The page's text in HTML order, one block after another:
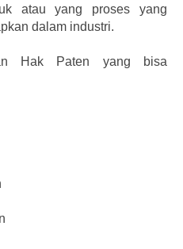
atau yang proses yang
dalam industri.
Hak Paten yang bisa